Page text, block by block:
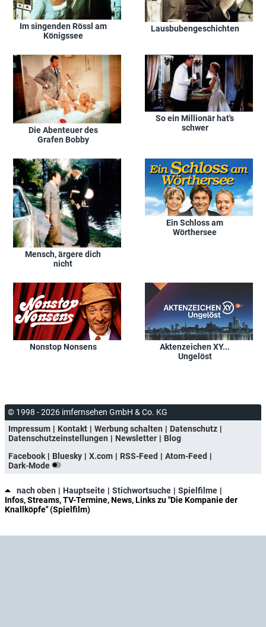
Im singenden Rössl am
Königssee
Lausbubengeschichten
Die Abenteuer des
Grafen Bobby
So ein Millionär hat's
schwer
Mensch, ärgere dich
nicht
Ein Schloss am
Wörthersee
Nonstop Nonsens
Aktenzeichen XY...
Ungelöst
© 1998 - 2026 imfernsehen GmbH & Co. KG
Impressum
Kontakt Werbung schalten
Datenschutz
Datenschutzeinstellungen
Newsletter
Blog
Facebook
Bluesky X.com RSS-Feed
Atom-Feed
Dark-Mode
nach oben Hauptseite Stichwortsuche
Spielfilme
Infos, Streams, TV-Termine, News, Links zu "Die Kompanie der
Knallköpfe" (Spielfilm)